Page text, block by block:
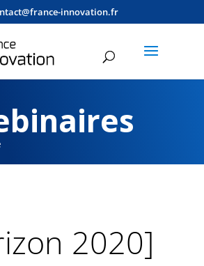
innovation.fr
2020]